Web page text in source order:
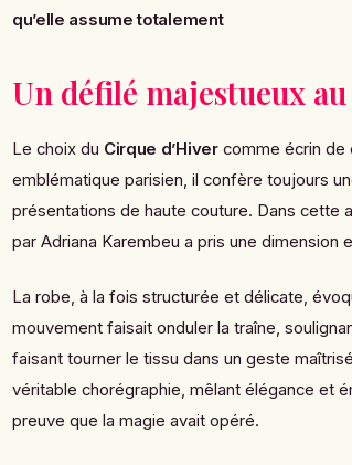
qu’elle assume totalement
Un défilé majestueux
Le choix du Cirque d’Hivercomme écrin de
emblématique parisien, il confère toujours
présentations de haute couture. Dans cette
par Adriana Karembeu a pris une dimension
La robe, à la fois structurée et délicate,
mouvement faisait onduler la traîne,
faisant tourner le tissu dans un geste
véritable chorégraphie, mêlant élégance et
preuve que la magie avait opéré.